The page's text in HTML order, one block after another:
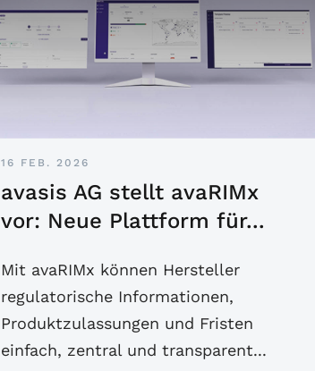
16 FEB. 2026
avasis AG stellt avaRIMx
vor: Neue Plattform für...
Mit avaRIMx können Hersteller
regulatorische Informationen,
Produktzulassungen und Fristen
einfach, zentral und transparent...